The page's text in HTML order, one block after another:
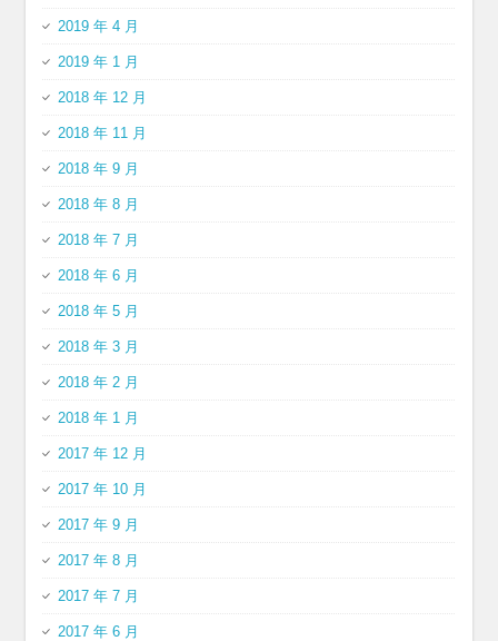
2019 年 4 月
2019 年 1 月
2018 年 12 月
2018 年 11 月
2018 年 9 月
2018 年 8 月
2018 年 7 月
2018 年 6 月
2018 年 5 月
2018 年 3 月
2018 年 2 月
2018 年 1 月
2017 年 12 月
2017 年 10 月
2017 年 9 月
2017 年 8 月
2017 年 7 月
2017 年 6 月